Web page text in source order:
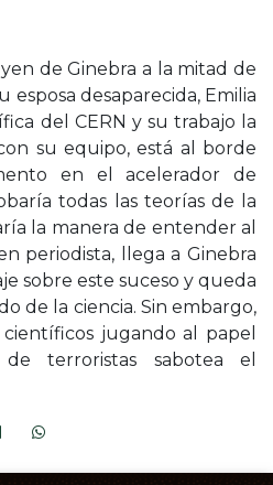
de Ginebra a la mitad de
esposa desaparecida, Emilia
del CERN y su trabajo la
su equipo, está al borde
en el acelerador de
todas las teorías de la
la manera de entender al
periodista, llega a Ginebra
sobre este suceso y queda
de la ciencia. Sin embargo,
jugando al papel
terroristas sabotea el